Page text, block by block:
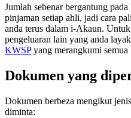
Jumlah sebenar bergantung
pinjaman setiap ahli, jadi cara
anda terus dalam i-Akaun.
pengeluaran lain yang anda
KWSPyang merangkumi semua
Dokumen yang
Dokumen berbeza mengikut
diminta: